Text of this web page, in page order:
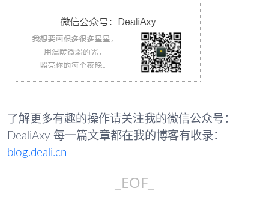
了解更多有趣的操作请关注我的微信公众号：
DealiAxy 每一篇文章都在我的博客有收录：
blog.deali.cn
_EOF_